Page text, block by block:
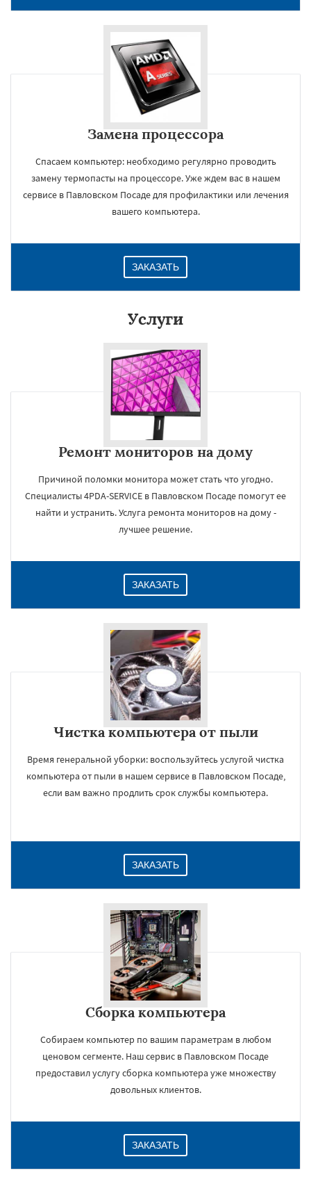
Замена процессора
Спасаем компьютер: необходимо регулярно проводить
замену термопасты на процессоре. Уже ждем вас в нашем
сервисе в Павловском Посаде для профилактики или лечения
вашего компьютера.
ЗАКАЗАТЬ
Услуги
Ремонт мониторов на дому
Причиной поломки монитора может стать что угодно.
Специалисты 4PDA-SERVICE в Павловском Посаде помогут ее
найти и устранить. Услуга ремонта мониторов на дому -
лучшее решение.
ЗАКАЗАТЬ
Чистка компьютера от пыли
Время генеральной уборки: воспользуйтесь услугой чистка
компьютера от пыли в нашем сервисе в Павловском Посаде,
если вам важно продлить срок службы компьютера.
ЗАКАЗАТЬ
Сборка компьютера
Собираем компьютер по вашим параметрам в любом
ценовом сегменте. Наш сервис в Павловском Посаде
предоставил услугу сборка компьютера уже множеству
довольных клиентов.
ЗАКАЗАТЬ
×
Даю согласие на обработку персональных данных